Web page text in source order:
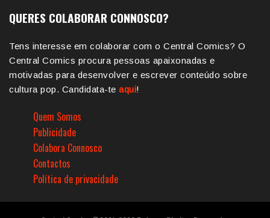
QUERES COLABORAR CONNOSCO?
Tens interesse em colaborar com o Central Comics? O
Central Comics procura pessoas apaixonadas e
motivadas para desenvolver e escrever conteúdo sobre
cultura pop. Candidata-te aqui!
Quem Somos
Publicidade
Colabora Connosco
Contactos
Política de privacidade